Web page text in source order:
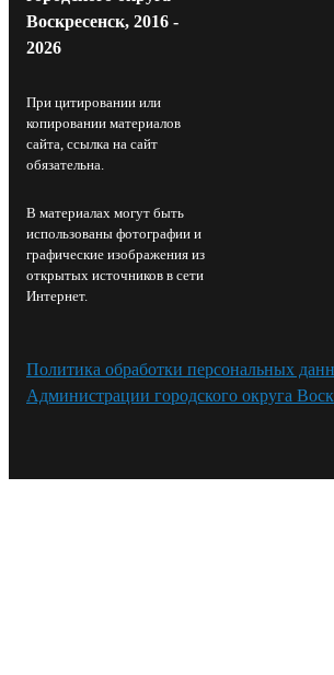
Воскресенск, 2016 -
2026
При цитировании или
копировании материалов
сайта, ссылка на сайт
обязательна.
В материалах могут быть
использованы фотографии и
графические изображения из
открытых источников в сети
Интернет.
Политика обработки персональных
Администрации городского округа